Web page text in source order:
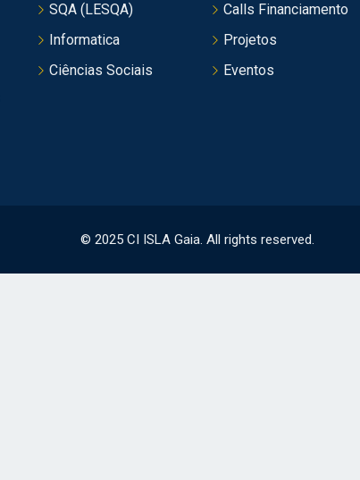
SQA (LESQA)
Informatica
Ciências Sociais
Calls Financiamento
Projetos
Eventos
© 2025 CI ISLA Gaia. All rights reserved.